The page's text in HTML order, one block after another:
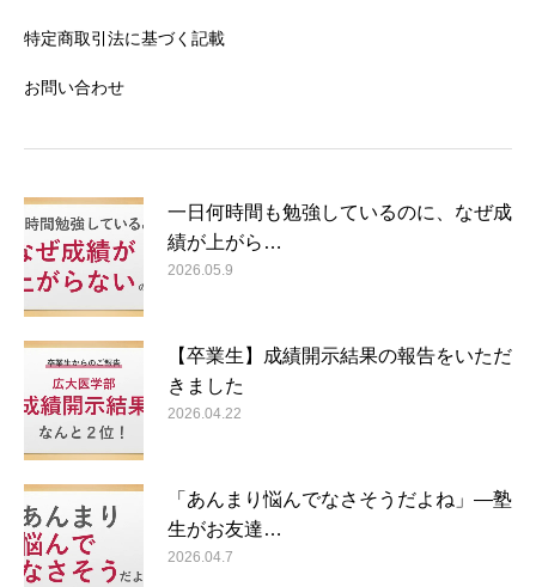
特定商取引法に基づく記載
お問い合わせ
一日何時間も勉強しているのに、なぜ成
績が上がら…
2026.05.9
【卒業生】成績開示結果の報告をいただ
きました
2026.04.22
「あんまり悩んでなさそうだよね」―塾
生がお友達…
2026.04.7